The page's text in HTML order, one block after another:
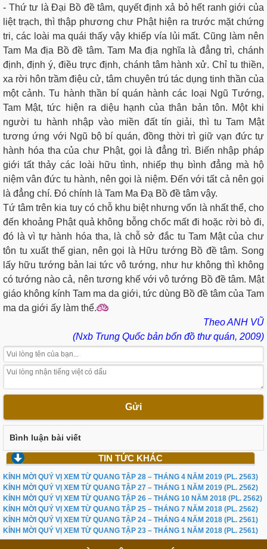
- Thứ tư là Đại Bồ đề tâm, quyết định xả bỏ hết ranh giới của
liệt trạch, thì thập phương chư Phật hiện ra trước mặt chứng
tri, các loài ma quái thấy vậy khiếp vía lủi mất. Cũng làm nên
Tam Ma địa Bồ đề tâm. Tam Ma địa nghĩa là đẳng trì, chánh
định, định ý, điều trực định, chánh tâm hành xử. Chỉ tu thiền,
xa rời hôn trầm điệu cử, tâm chuyên trú tác dụng tinh thần của
một cảnh. Tu hành thần bí quán hành các loại Ngũ Tướng,
Tam Mật, tức hiện ra diệu hạnh của thân bản tôn. Một khi
người tu hành nhập vào miền đất tín giải, thì tu Tam Mật
tương ứng với Ngũ bộ bí quán, đồng thời trì giữ vạn đức tự
hành hóa tha của chư Phật, gọi là đẳng trì. Biến nhập pháp
giới tất thảy các loài hữu tình, nhiếp thụ bình đẳng mà hộ
niệm vân đức tu hành, nên gọi là niệm. Đến với tất cả nên gọi
là đẳng chí. Đó chính là Tam Ma Đạ Bồ đề tâm vậy.
Tứ tâm trên kia tuy có chỗ khu biệt nhưng vốn là nhất thể, cho
đến khoảng Phật quả không bỗng chốc mất đi hoặc rời bò đi,
đó là vì tự hành hóa tha, là chỗ sở đắc tu Tam Mật của chư
tôn tu xuất thế gian, nên gọi là Hữu tướng Bồ đề tâm. Song
lấy hữu tướng bản lai tức vô tướng, như hư không thì không
có tướng nào cả, nên tương khế với vô tướng Bồ đề tâm. Mật
giáo không kính Tam ma da giới, tức dùng Bồ đề tâm của Tam
ma da giới ấy làm thể.
Theo ANH VŨ
(Nxb Trung Quốc bản bổn đồ thư quán, 2009)
Gửi
Bình luận bài viết
TIN TỨC KHÁC
KÍNH MỜI QUÝ VỊ XEM TỪ QUANG TẬP 28 – THÁNG 4 NĂM 2019 (PL. 2563)
KÍNH MỜI QUÝ VỊ XEM TỪ QUANG TẬP 27 – THÁNG 1 NĂM 2019 (PL. 2562)
KÍNH MỜI QUÝ VỊ XEM TỪ QUANG TẬP 26 – THÁNG 10 NĂM 2018 (PL. 2562)
KÍNH MỜI QUÝ VỊ XEM TỪ QUANG TẬP 25 – THÁNG 7 NĂM 2018 (PL. 2562)
KÍNH MỜI QUÝ VỊ XEM TỪ QUANG TẬP 24 – THÁNG 4 NĂM 2018 (PL. 2561)
KÍNH MỜI QUÝ VỊ XEM TỪ QUANG TẬP 23 – THÁNG 1 NĂM 2018 (PL. 2561)